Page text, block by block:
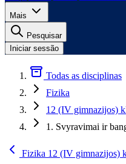
Mais
Pesquisar
Iniciar sessão
Todas as disciplinas
Fizika
12 (IV gimnazijos)
1. Svyravimai ir
Fizika 12 (IV gimnazijos)